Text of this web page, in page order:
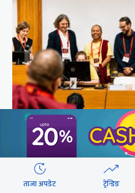
सुरक्षा रिपोर्ट : प्राज्ञिक
निर्माणको योजना
ताजा अपडेट ट्रेन्डिङ